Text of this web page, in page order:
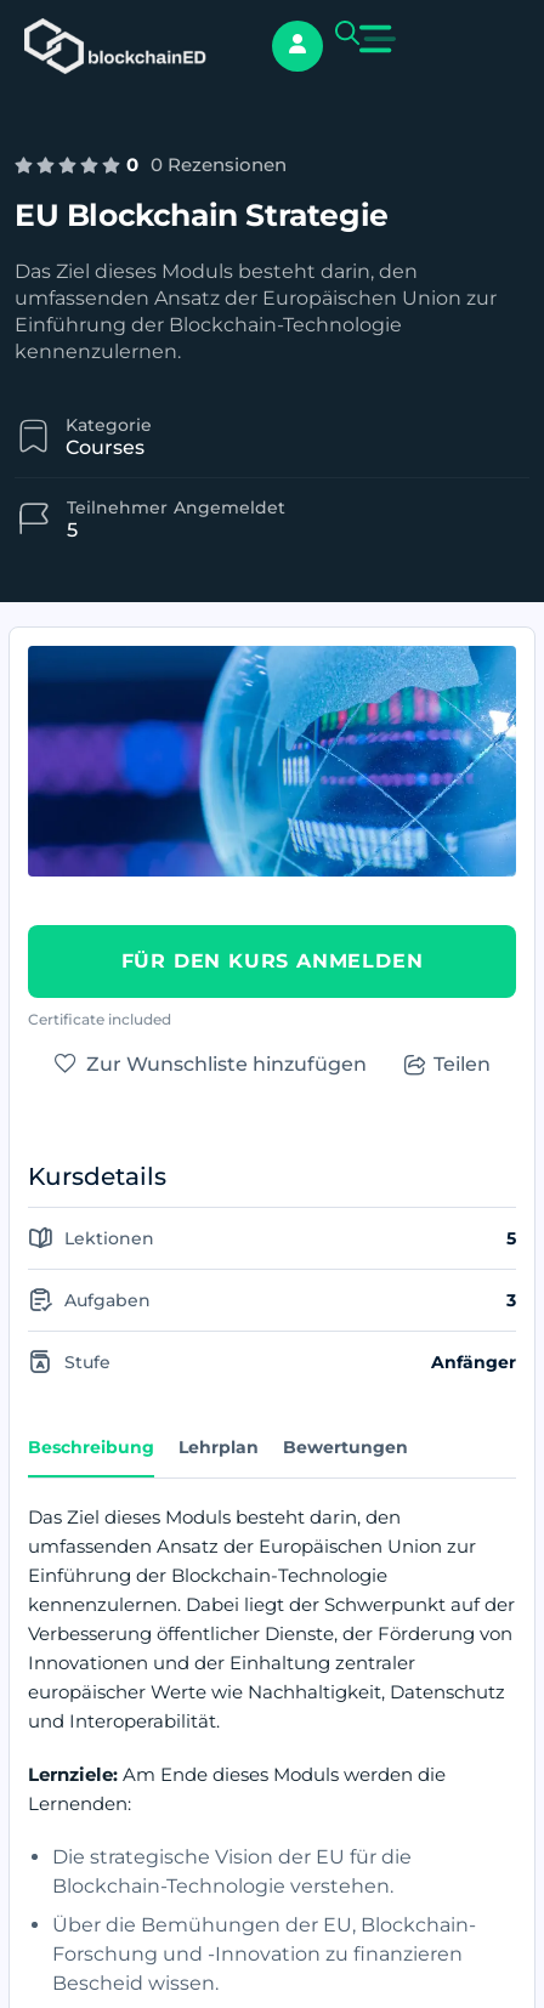
0 0 Rezensionen
EU Blockchain Strategie
Das Ziel dieses Moduls besteht darin, den
umfassenden Ansatz der Europäischen Union zur
Einführung der Blockchain-Technologie
kennenzulernen.
Kategorie
Courses
5
Teilnehmer Angemeldet
Beschreibung Lehrplan Bewertungen
Das Ziel dieses Moduls besteht darin, den
umfassenden Ansatz der Europäischen Union zur
Einführung der Blockchain-Technologie
kennenzulernen. Dabei liegt der Schwerpunkt auf der
Verbesserung öffentlicher Dienste, der Förderung von
Innovationen und der Einhaltung zentraler
europäischer Werte wie Nachhaltigkeit, Datenschutz
und Interoperabilität.
Lernziele: Am Ende dieses Moduls werden die
Lernenden:
Die strategische Vision der EU für die
Blockchain-Technologie verstehen.
Über die Bemühungen der EU, Blockchain-
Forschung und -Innovation zu finanzieren
Bescheid wissen.
FÜR DEN KURS ANMELDEN
Certificate included
Zur Wunschliste hinzufügen Teilen
Kursdetails
Lektionen 5
Aufgaben 3
Stufe Anfänger